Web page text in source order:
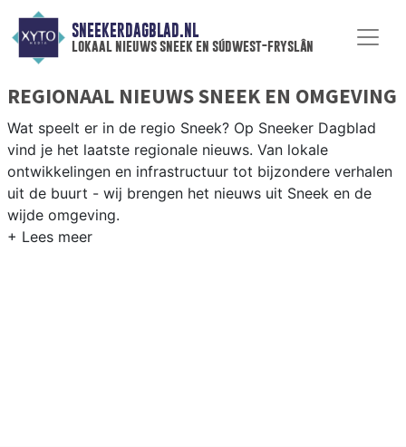
SNEEKERDAGBLAD.NL
lokaal nieuws sneek en súdwest-fryslân
REGIONAAL NIEUWS SNEEK EN OMGEVING
Wat speelt er in de regio Sneek? Op Sneeker Dagblad
vind je het laatste regionale nieuws. Van lokale
ontwikkelingen en infrastructuur tot bijzondere verhalen
uit de buurt - wij brengen het nieuws uit Sneek en de
wijde omgeving.